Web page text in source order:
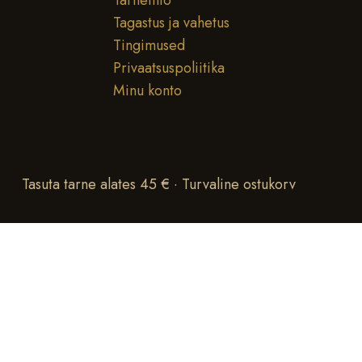
Tagastus ja vahetus
Tingimused
Privaatsuspoliitika
Minu konto
Tasuta tarne alates 45 € · Turvaline ostukorv